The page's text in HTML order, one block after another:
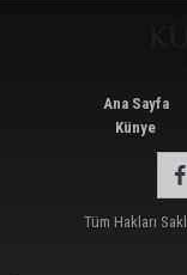
Ana Sayfa
Künye
Tüm Hakları